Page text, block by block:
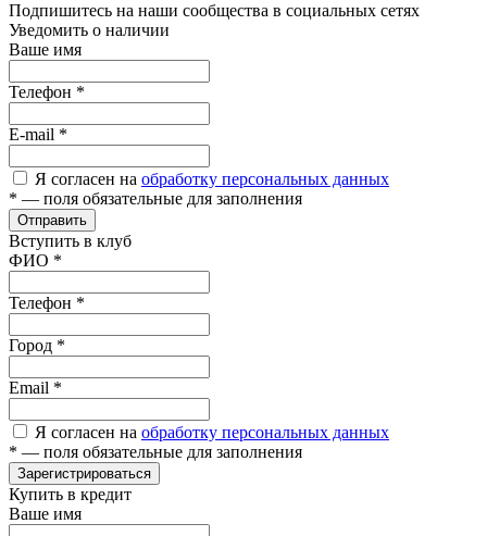
Подпишитесь на наши сообщества в социальных сетях
Уведомить о наличии
Ваше имя
Телефон *
E-mail *
Я согласен на обработку персональных данных
* — поля обязательные для заполнения
Отправить
Вступить в клуб
ФИО *
Телефон *
Город *
Email *
Я согласен на обработку персональных данных
* — поля обязательные для заполнения
Зарегистрироваться
Купить в кредит
Ваше имя